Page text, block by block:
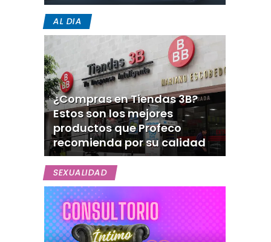
AL DIA
¿Compras en Tiendas 3B?
Estos son los mejores
productos que Profeco
recomienda por su calidad
SEXUALIDAD